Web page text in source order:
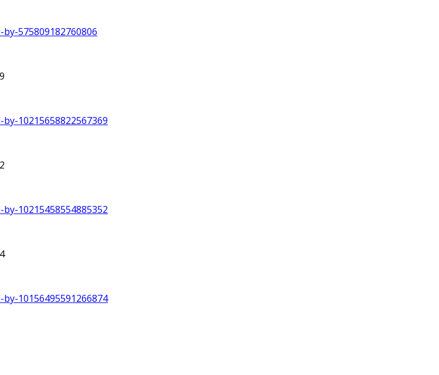
575809182760806
10215658822567369
10215458554885352
10156495591266874